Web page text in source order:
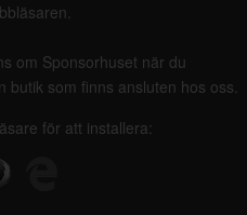
om Sponsorhuset när du
butik som finns ansluten hos oss.
för att installera: